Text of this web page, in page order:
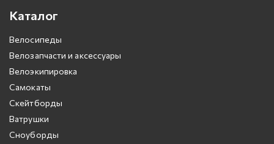
Каталог
Велосипеды
Велозапчасти и аксессуары
Велоэкипировка
Самокаты
Скейтборды
Ватрушки
Сноуборды